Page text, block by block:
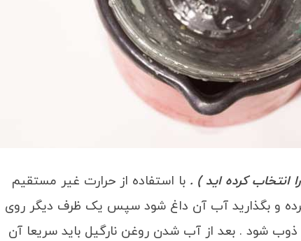
انتخاب کرده اید ) . با استفاده از حرارت غیر مستقیم
و بگذارید آب آن داغ شود سپس یک ظرف دیگر روی
ذوب شود . بعد از آب شدن روغن نارگیل باید سریعا آن